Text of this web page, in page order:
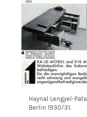
Haynal Lengyel-
Berlin 1930/31.